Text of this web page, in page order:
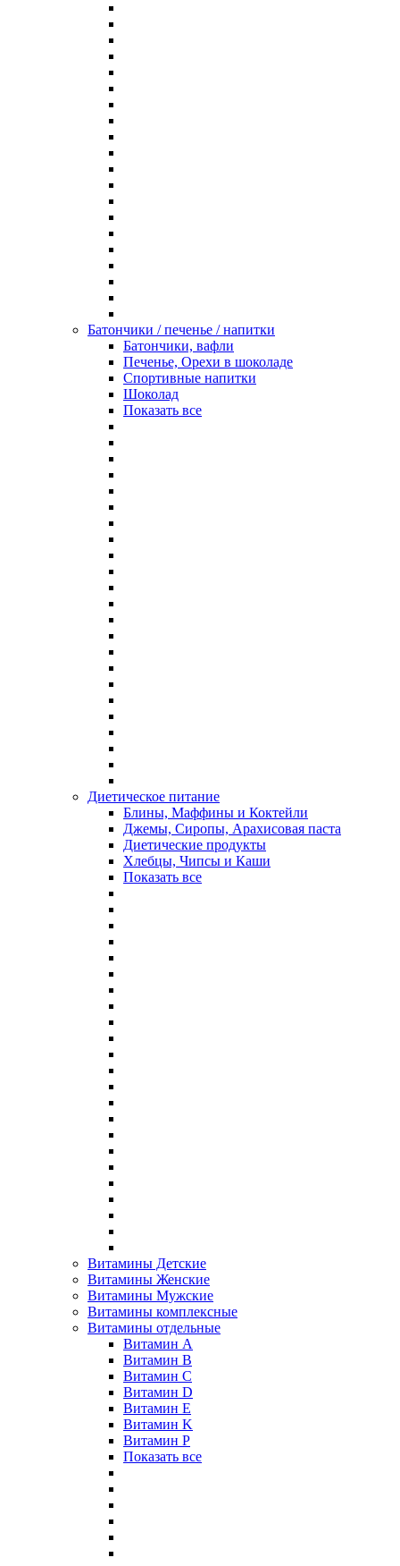
Батончики / печенье / напитки
Батончики, вафли
Печенье, Орехи в шоколаде
Спортивные напитки
Шоколад
Показать все
Диетическое питание
Блины, Маффины и Коктейли
Джемы, Сиропы, Арахисовая паста
Диетические продукты
Хлебцы, Чипсы и Каши
Показать все
Витамины Детские
Витамины Женские
Витамины Мужские
Витамины комплексные
Витамины отдельные
Витамин A
Витамин B
Витамин C
Витамин D
Витамин E
Витамин K
Витамин P
Показать все